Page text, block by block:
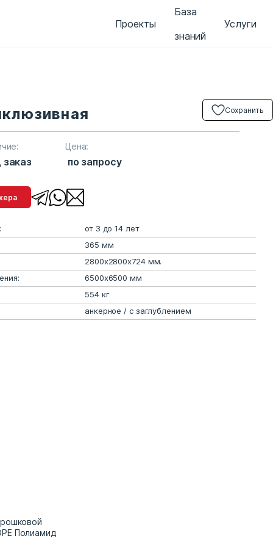
Проекты
База
знаний
Услуги
Цена:
по запросу
Сохранить
от 3 до 14 лет
365 мм
2800х2800х724 мм.
6500х6500 мм
554 кг
анкерное / с заглублением
Полиамид